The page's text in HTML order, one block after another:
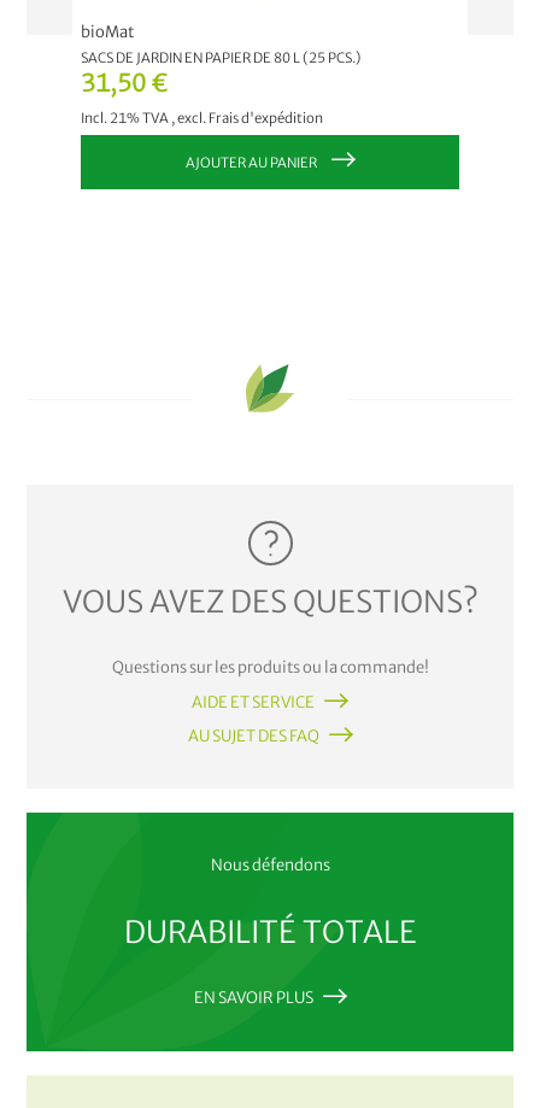
31,50 €
Incl. 21% TVA ,excl. Frais d'expédition
bioMat
SACS DE JARDIN EN PAPIER DE 80 L (25 PCS.)
AJOUTER AU PANIER
VOUS AVEZ DES QUESTIONS?
Questions sur les produits ou la commande!
AIDE ET SERVICE
AU SUJET DES FAQ
Nous défendons
DURABILITÉ TOTALE
EN SAVOIR PLUS